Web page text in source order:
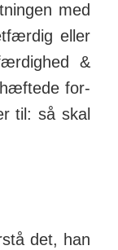
med
eller
&
for­
til: så skal
det, han